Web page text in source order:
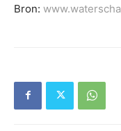
Bron: